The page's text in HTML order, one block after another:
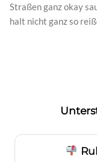
Straßen ganz okay
halt nicht ganz so